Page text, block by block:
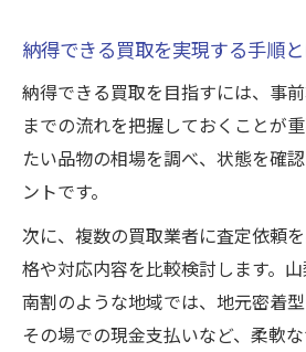
納得できる買取を実現する手順
納得できる買取を目指すには、事
までの流れを把握しておくことが
たい品物の相場を調べ、状態を確
ントです。
次に、複数の買取業者に査定依頼
格や対応内容を比較検討します。
南割のような地域では、地元密着
その場での現金支払いなど、柔軟